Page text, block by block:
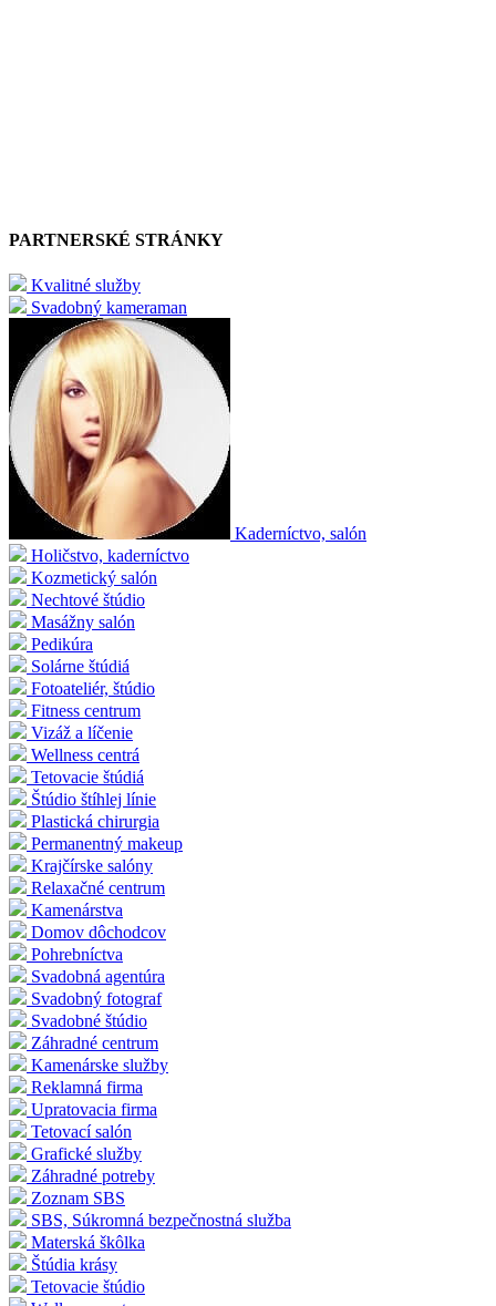
PARTNERSKÉ STRÁNKY
Kvalitné služby
Svadobný kameraman
Kaderníctvo, salón
Holičstvo, kaderníctvo
Kozmetický salón
Nechtové štúdio
Masážny salón
Pedikúra
Solárne štúdiá
Fotoateliér, štúdio
Fitness centrum
Vizáž a líčenie
Wellness centrá
Tetovacie štúdiá
Štúdio štíhlej línie
Plastická chirurgia
Permanentný makeup
Krajčírske salóny
Relaxačné centrum
Kamenárstva
Domov dôchodcov
Pohrebníctva
Svadobná agentúra
Svadobný fotograf
Svadobné štúdio
Záhradné centrum
Kamenárske služby
Reklamná firma
Upratovacia firma
Tetovací salón
Grafické služby
Záhradné potreby
Zoznam SBS
SBS, Súkromná bezpečnostná služba
Materská škôlka
Štúdia krásy
Tetovacie štúdio